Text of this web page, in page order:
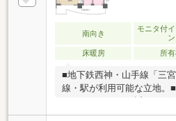
南向き
モニタ付
ン
床暖房 所
■地下鉄西神・山手線「三
線・駅が利用可能な立地。
30階部分、南向き。専有面